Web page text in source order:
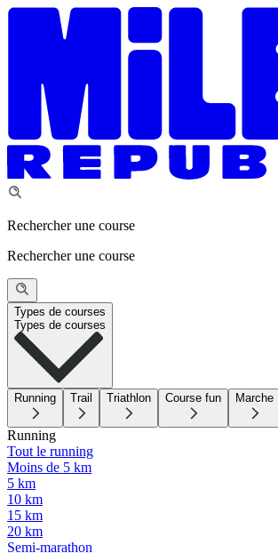
Rechercher une course
Rechercher une course
Types de courses
Types de courses
Running Trail Triathlon Course fun Marche
Running
Tout le running
Moins de 5 km
5 km
10 km
15 km
20 km
Semi-marathon